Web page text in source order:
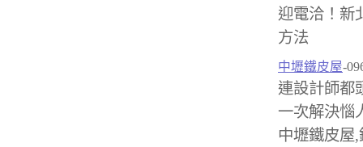
迎電洽！新
方法
中壢鐵皮屋-
連設計師都
一次解決惱
中壢鐵皮屋